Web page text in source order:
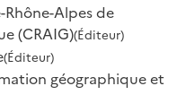
Alpes de
(CRAIG)(Éditeur)
(Éditeur)
géographique et